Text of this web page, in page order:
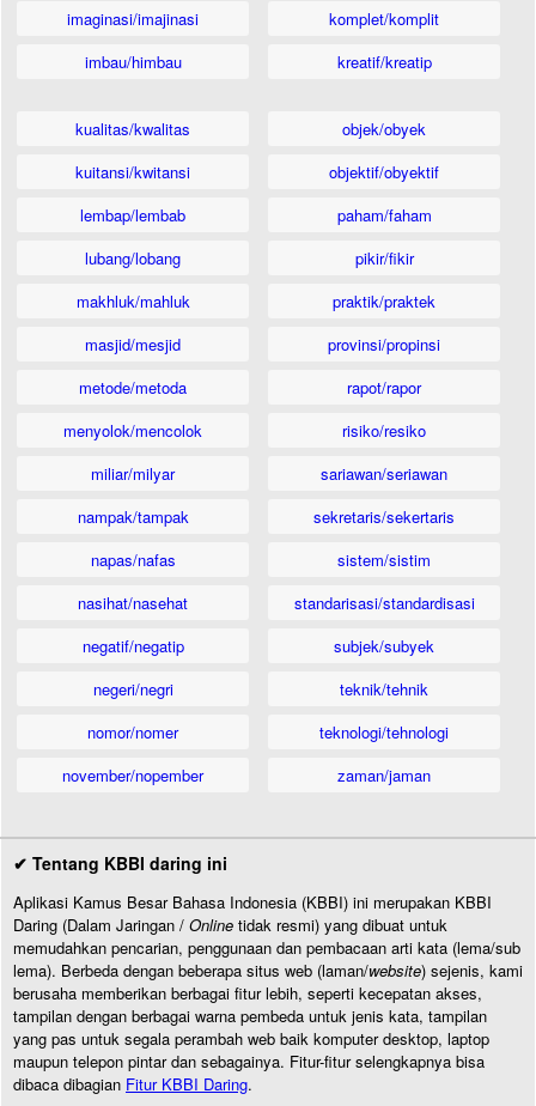
imaginasi/imajinasi
imbau/himbau
komplet/komplit
kreatif/kreatip
kualitas/kwalitas
kuitansi/kwitansi
lembap/lembab
lubang/lobang
makhluk/mahluk
masjid/mesjid
metode/metoda
menyolok/mencolok
miliar/milyar
nampak/tampak
napas/nafas
nasihat/nasehat
negatif/negatip
negeri/negri
nomor/nomer
november/nopember
objek/obyek
objektif/obyektif
paham/faham
pikir/fikir
praktik/praktek
provinsi/propinsi
rapot/rapor
risiko/resiko
sariawan/seriawan
sekretaris/sekertaris
sistem/sistim
standarisasi/standardisasi
subjek/subyek
teknik/tehnik
teknologi/tehnologi
zaman/jaman
✔ Tentang KBBI daring ini
Aplikasi Kamus Besar Bahasa Indonesia (KBBI) ini merupakan KBBI
Daring (Dalam Jaringan / Online tidak resmi) yang dibuat untuk
memudahkan pencarian, penggunaan dan pembacaan arti kata (lema/sub
lema). Berbeda dengan beberapa situs web (laman/website) sejenis, kami
berusaha memberikan berbagai fitur lebih, seperti kecepatan akses,
tampilan dengan berbagai warna pembeda untuk jenis kata, tampilan
yang pas untuk segala perambah web baik komputer desktop, laptop
maupun telepon pintar dan sebagainya. Fitur-fitur selengkapnya bisa
dibaca dibagian Fitur KBBI Daring.